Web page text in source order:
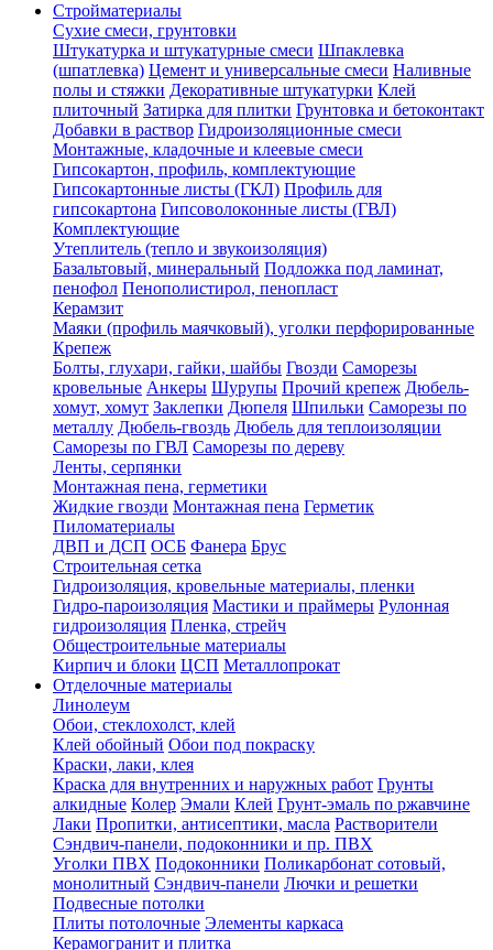
Стройматериалы
Сухие смеси, грунтовки
Штукатурка и штукатурные смеси Шпаклевка
(шпатлевка) Цемент и универсальные смеси Наливные
полы и стяжки Декоративные штукатурки Клей
плиточный Затирка для плитки Грунтовка и бетоконтакт
Добавки в раствор Гидроизоляционные смеси
Монтажные, кладочные и клеевые смеси
Гипсокартон, профиль, комплектующие
Гипсокартонные листы (ГКЛ) Профиль для
гипсокартона Гипсоволоконные листы (ГВЛ)
Комплектующие
Утеплитель (тепло и звукоизоляция)
Базальтовый, минеральный Подложка под ламинат,
пенофол Пенополистирол, пенопласт
Керамзит
Маяки (профиль маячковый), уголки перфорированные
Крепеж
Болты, глухари, гайки, шайбы Гвозди Саморезы
кровельные Анкеры Шурупы Прочий крепеж Дюбель-
хомут, хомут Заклепки Дюпеля Шпильки Саморезы по
металлу Дюбель-гвоздь Дюбель для теплоизоляции
Саморезы по ГВЛ Саморезы по дереву
Ленты, серпянки
Монтажная пена, герметики
Жидкие гвозди Монтажная пена Герметик
Пиломатериалы
ДВП и ДСП ОСБ Фанера Брус
Строительная сетка
Гидроизоляция, кровельные материалы, пленки
Гидро-пароизоляция Мастики и праймеры Рулонная
гидроизоляция Пленка, стрейч
Общестроительные материалы
Кирпич и блоки ЦСП Металлопрокат
Отделочные материалы
Линолеум
Обои, стеклохолст, клей
Клей обойный Обои под покраску
Краски, лаки, клея
Краска для внутренних и наружных работ Грунты
алкидные Колер Эмали Клей Грунт-эмаль по ржавчине
Лаки Пропитки, антисептики, масла Растворители
Сэндвич-панели, подоконники и пр. ПВХ
Уголки ПВХ Подоконники Поликарбонат сотовый,
монолитный Сэндвич-панели Лючки и решетки
Подвесные потолки
Плиты потолочные Элементы каркаса
Керамогранит и плитка